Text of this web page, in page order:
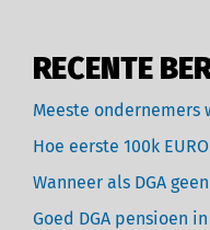
RECENTE
Meeste
Hoe eerste 100k
Wanneer als DGA
Goed DGA pensioen